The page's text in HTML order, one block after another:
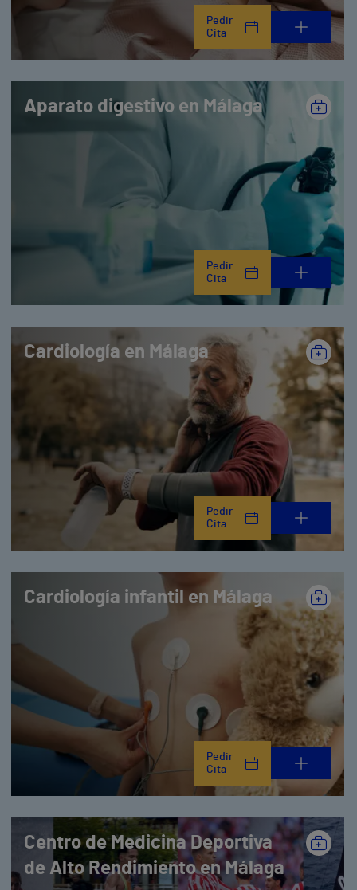
Pedir
Cita
Aparato digestivo en Málaga
Pedir
Cita
Cardiología en Málaga
Pedir
Cita
Cardiología infantil en Málaga
Pedir
Cita
Centro de Medicina Deportiva
de Alto Rendimiento en Málaga